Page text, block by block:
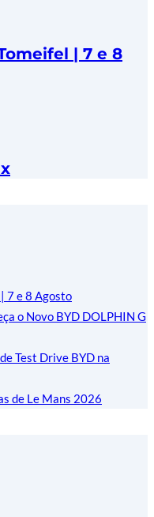
| 7 e 8
7 e 8 Agosto
o Novo BYD DOLPHIN G
Test Drive BYD na
de Le Mans 2026